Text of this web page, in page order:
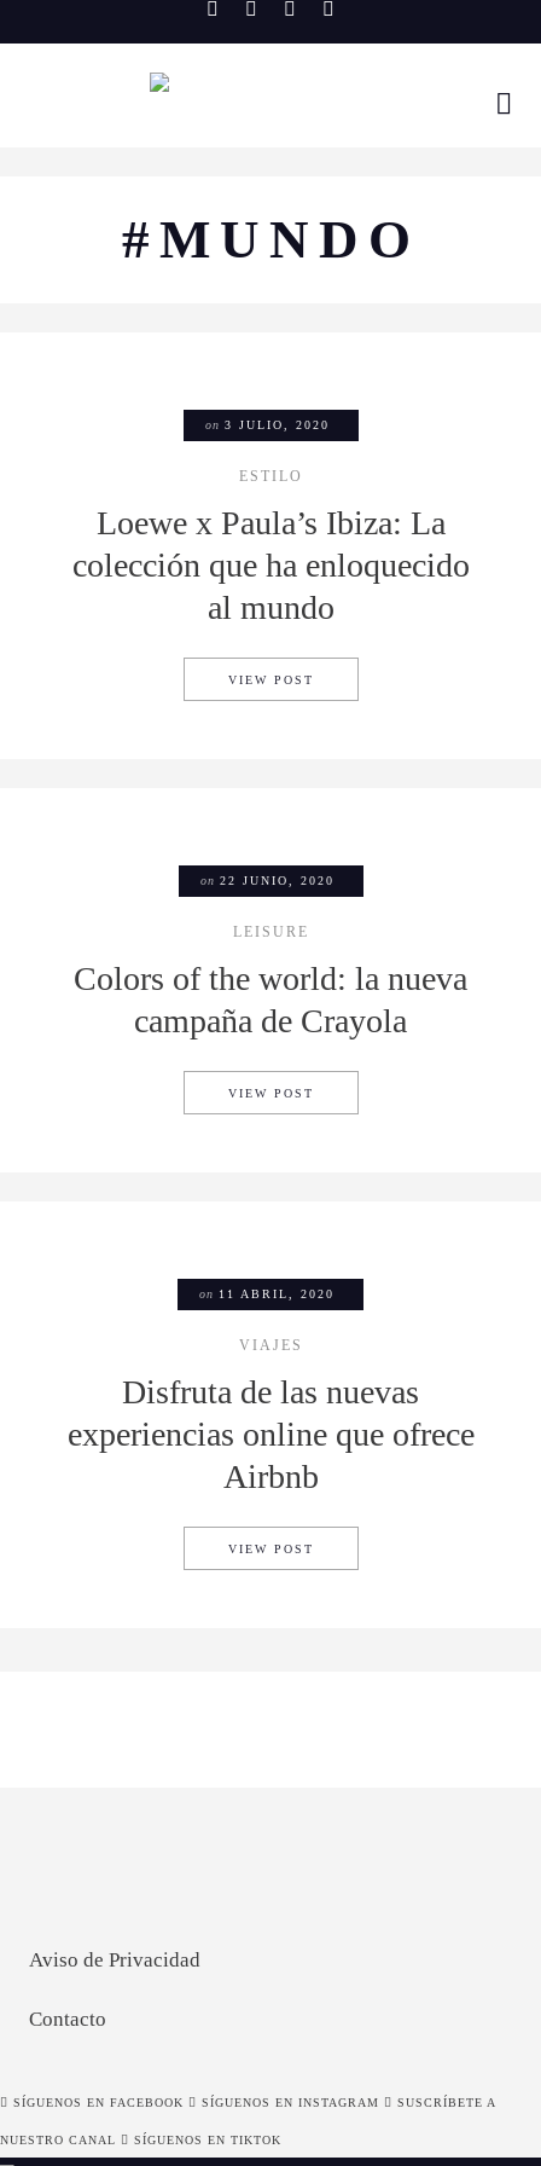
to
#MUNDO
on 3 JULIO, 2020
ESTILO
Loewe x Paula’s Ibiza: La
colección que ha enloquecido
al mundo
VIEW POST
on 22 JUNIO, 2020
LEISURE
Colors of the world: la nueva
campaña de Crayola
VIEW POST
on 11 ABRIL, 2020
VIAJES
Disfruta de las nuevas
experiencias online que ofrece
Airbnb
VIEW POST
Aviso de Privacidad
Contacto
SÍGUENOS EN FACEBOOK SÍGUENOS EN INSTAGRAM SUSCRÍBETE A
NUESTRO CANAL SÍGUENOS EN TIKTOK